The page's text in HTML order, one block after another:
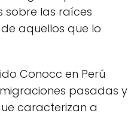
sobre las raíces
aquellos que lo
Conocc en Perú
pasadas y
caracterizan a